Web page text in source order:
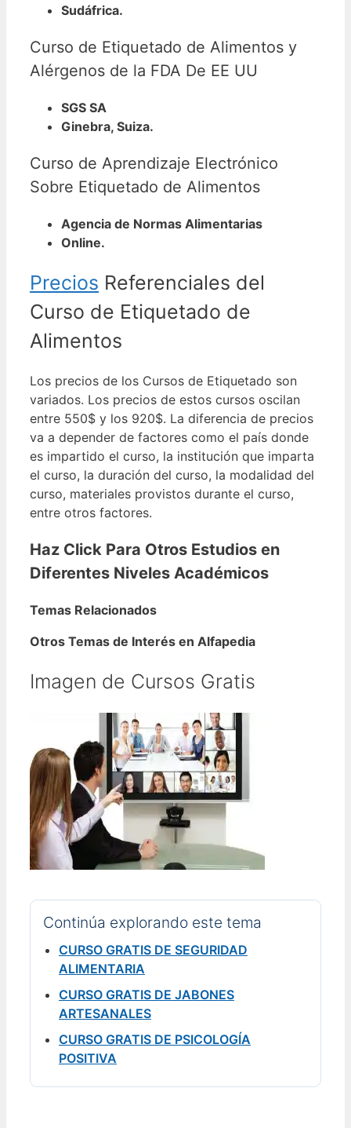
Sudáfrica.
Curso de Etiquetado de Alimentos y
Alérgenos de la FDA De EE UU
SGS SA
Ginebra, Suiza.
Curso de Aprendizaje Electrónico
Sobre Etiquetado de Alimentos
Agencia de Normas Alimentarias
Online.
Precios Referenciales del
Curso de Etiquetado de
Alimentos
Los precios de los Cursos de Etiquetado son
variados. Los precios de estos cursos oscilan
entre 550$ y los 920$. La diferencia de precios
va a depender de factores como el país donde
es impartido el curso, la institución que imparta
el curso, la duración del curso, la modalidad del
curso, materiales provistos durante el curso,
entre otros factores.
Haz Click Para Otros Estudios en
Diferentes Niveles Académicos
Temas Relacionados
Otros Temas de Interés en Alfapedia
Imagen de Cursos Gratis
Continúa explorando este tema
CURSO GRATIS DE SEGURIDAD
ALIMENTARIA
CURSO GRATIS DE JABONES
ARTESANALES
CURSO GRATIS DE PSICOLOGÍA
POSITIVA